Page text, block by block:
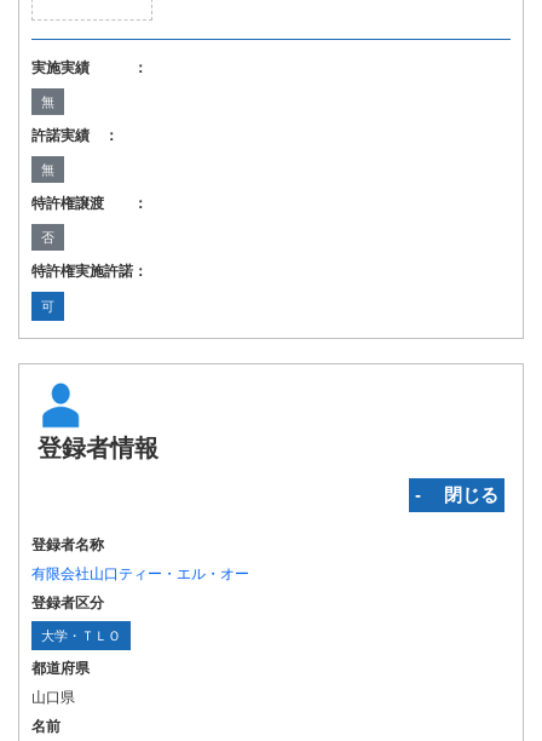
実施実績 ：
無
許諾実績 ：
無
特許権譲渡 ：
否
特許権実施許諾：
可
登録者情報
‐ 閉じる
登録者名称
有限会社山口ティー・エル・オー
登録者区分
大学・ＴＬＯ
都道府県
山口県
名前